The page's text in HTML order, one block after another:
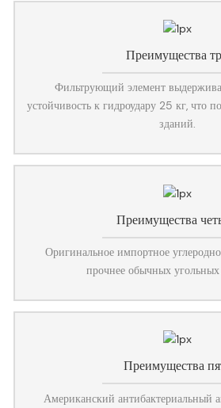
Преимущества
Фильтрующий элемент
устойчивость к гидроудару 25 кг, что
зданий.
Преимущества
Оригинальное импортное
прочнее обычных угольных
Преимущества
Американский антибактериальный